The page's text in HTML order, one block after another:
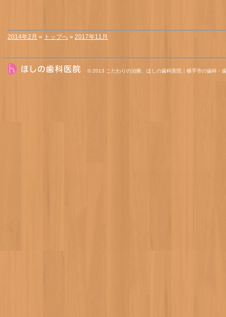
2014年2月 « トップへ » 2017年11月
© 2013 こだわりの治療、ほしの歯科医院｜横手市の歯科・